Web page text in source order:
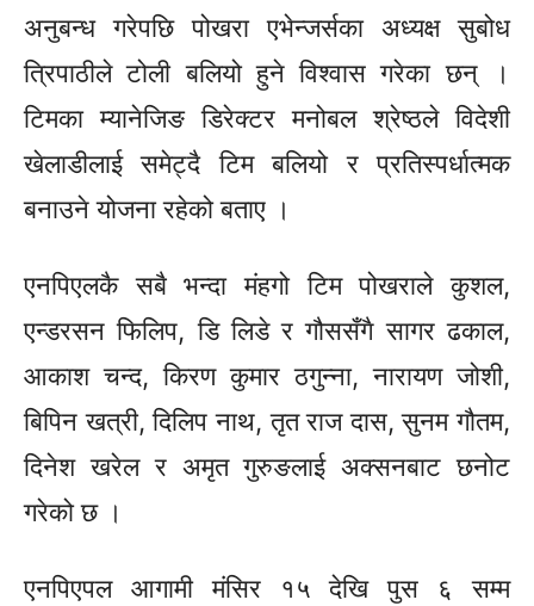
अनुबन्ध गरेपछि पोखरा एभेन्जर्सका अध्यक्ष सुबोध
त्रिपाठीले टोली बलियो हुने विश्वास गरेका छन् ।
टिमका म्यानेजिङ डिरेक्टर मनोबल श्रेष्ठले विदेशी
खेलाडीलाई समेट्दै टिम बलियो र प्रतिस्पर्धात्मक
बनाउने योजना रहेको बताए ।
एनपिएलकै सबै भन्दा मंहगो टिम पोखराले कुशल,
एन्डरसन फिलिप, डि लिडे र गौससँगै सागर ढकाल,
आकाश चन्द, किरण कुमार ठगुन्ना, नारायण जोशी,
बिपिन खत्री, दिलिप नाथ, तृत राज दास, सुनम गौतम,
दिनेश खरेल र अमृत गुरुङलाई अक्सनबाट छनोट
गरेको छ ।
एनपिएपल आगामी मंसिर १५ देखि पुस ६ सम्म